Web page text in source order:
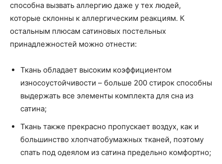
способна вызвать аллергию даже у тех людей,
которые склонны к аллергическим реакциям. К
остальным плюсам сатиновых постельных
принадлежностей можно отнести:
Ткань обладает высоким коэффициентом
износоустойчивости – больше 200 стирок способны
выдержать все элементы комплекта для сна из
сатина;
Ткань также прекрасно пропускает воздух, как и
большинство хлопчатобумажных тканей, поэтому
спать под одеялом из сатина предельно комфортно;